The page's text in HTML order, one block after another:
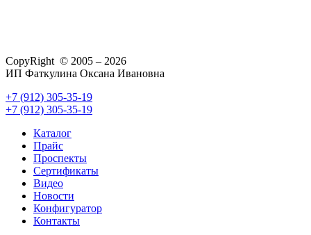
CopyRight © 2005 – 2026
ИП Фаткулина Оксана Ивановна
+7 (912) 305-35-19
+7 (912) 305-35-19
Каталог
Прайс
Проспекты
Сертификаты
Видео
Новости
Конфигуратор
Контакты